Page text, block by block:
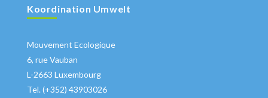
Koordination Umwelt
Mouvement Ecologique
6, rue Vauban
L-2663 Luxembourg
Tel. (+352) 43903026